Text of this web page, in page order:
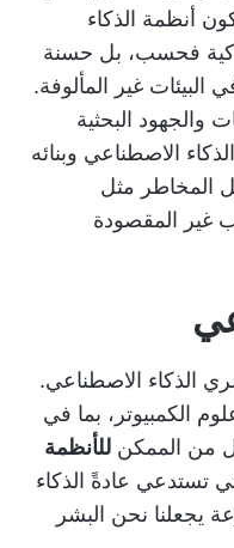
أنظمة الذكاء
ذكية فحسب، بل حسنة
غير المألوفة.
والجهود البحثية
الاصطناعي وبنائه
المخاطر مثل
غير المقصودة
الذكاء الاصطناعي.
الكمبيوتر، بما في
من الممكن للأنظمة
تستدعي عادةً الذكاء
نحن البشر